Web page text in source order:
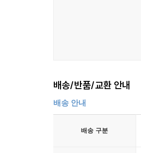
배송/반품/교환 안내
배송 안내
배송 구분